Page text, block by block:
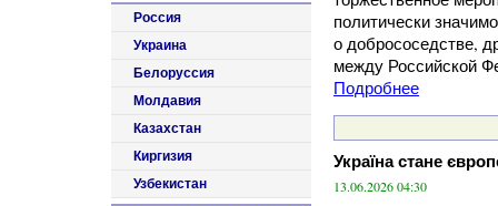
политически
о добрососедстве,
между Российской
Подробнее
Україна стане
13.06.2026 04:30
Россия
Украина
Белоруссия
Молдавия
Казахстан
Киргизия
Узбекистан